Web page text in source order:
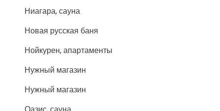
Ниагара, сауна
Новая русская баня
Нойкурен, апартаменты
Нужный магазин
Нужный магазин